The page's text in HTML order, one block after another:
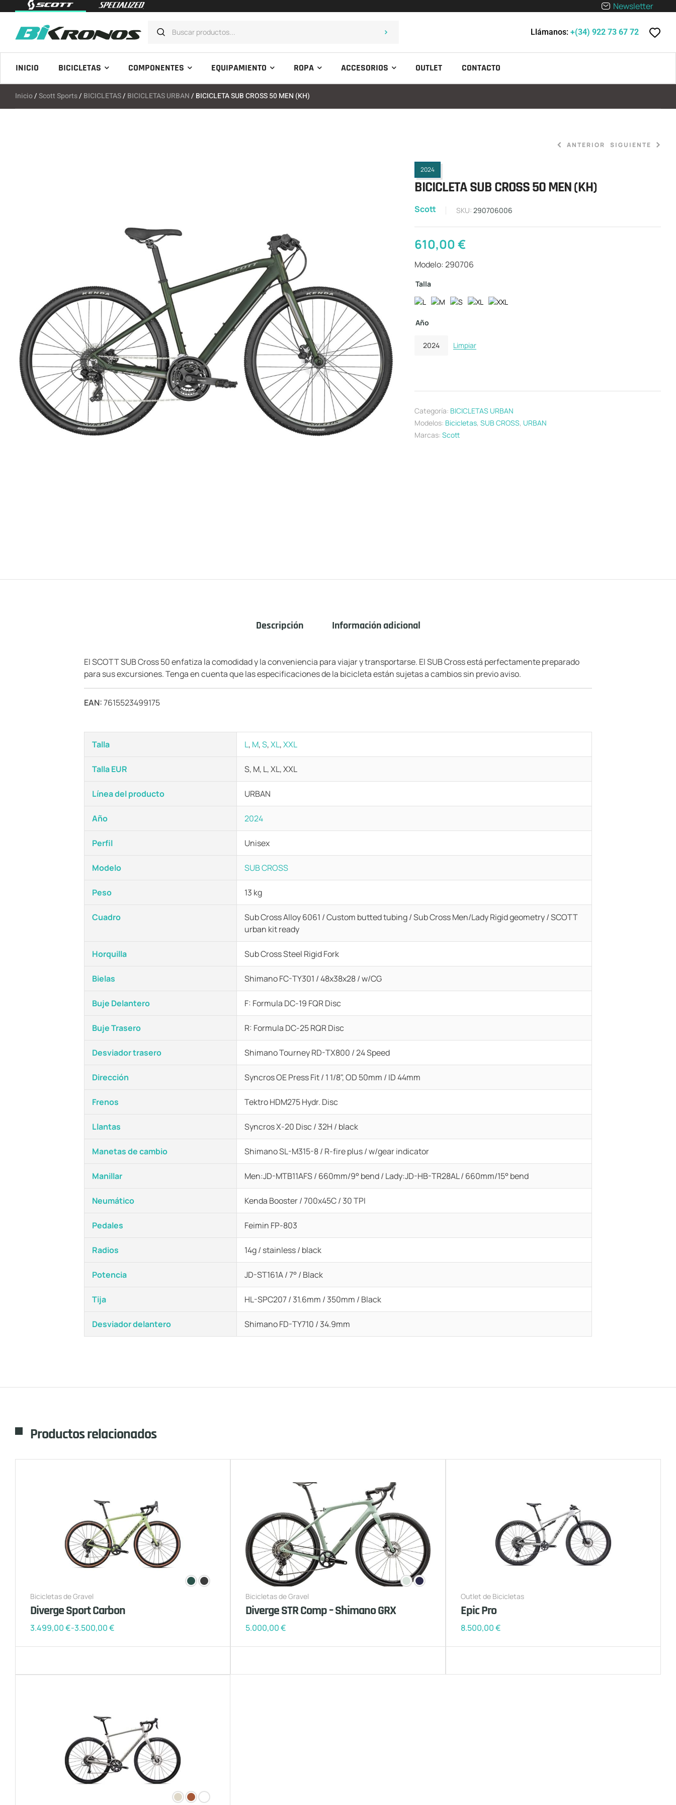
Newsletter
Llámanos: +(34) 922 73 67 72
INICIO BICICLETAS COMPONENTES EQUIPAMIENTO ROPA ACCESORIOS OUTLET CONTACTO
Inicio/Scott Sports/ BICICLETAS/ BICICLETAS URBAN/ BICICLETA SUB CROSS 50 MEN (KH)
ANTERIOR
720,00
SIGUIENTE
610,00
2024
BICICLETA SUB CROSS 50 MEN (KH)
Scott SKU: 290706006
610,00€
Modelo: 290706
Talla
Año
2024 Limpiar
Categoría: BICICLETAS URBAN
Modelos: Bicicletas, SUB CROSS, URBAN
Marcas: Scott
Descripción Información adicional
El SCOTT SUB Cross 50 enfatiza la comodidad y la conveniencia para viajar y transportarse. El SUB Cross está perfectamente preparado
para sus excursiones. Tenga en cuenta que las especificaciones de la bicicleta están sujetas a cambios sin previo aviso.
EAN:7615523499175
Talla L, M,S,XL,XXL
Talla EUR S, M, L, XL, XXL
Línea del producto URBAN
Año 2024
Perfil Unisex
Modelo SUB CROSS
Peso 13 kg
Cuadro
Sub Cross Alloy 6061 / Custom butted tubing / Sub Cross Men/Lady Rigid geometry / SCOTT
urban kit ready
Horquilla Sub Cross Steel Rigid Fork
Bielas Shimano FC-TY301 / 48x38x28 / w/CG
Buje Delantero F: Formula DC-19 FQR Disc
Buje Trasero R: Formula DC-25 RQR Disc
Desviador trasero Shimano Tourney RD-TX800 / 24 Speed
Dirección Syncros OE Press Fit / 1 1/8", OD 50mm / ID 44mm
Frenos Tektro HDM275 Hydr. Disc
Llantas Syncros X-20 Disc / 32H / black
Manetas de cambio Shimano SL-M315-8 / R-fire plus / w/gear indicator
Manillar Men:JD-MTB11AFS / 660mm/9° bend / Lady:JD-HB-TR28AL / 660mm/15° bend
Neumático Kenda Booster / 700x45C / 30 TPI
Pedales Feimin FP-803
Radios 14g / stainless / black
Potencia JD-ST161A / 7° / Black
Tija HL-SPC207 / 31.6mm / 350mm / Black
Desviador delantero Shimano FD-TY710 / 34.9mm
Productos relacionados
Bicicletas de Gravel
Diverge Sport Carbon
3.499,00€-3.500,00€
Bicicletas de Gravel
Diverge STR Comp – Shimano GRX
5.000,00€
Outlet de Bicicletas
Epic Pro
8.500,00€